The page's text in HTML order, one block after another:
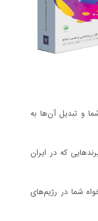
و تبديل آن‌ها به
كه در ايران
شما در رژيم‌های